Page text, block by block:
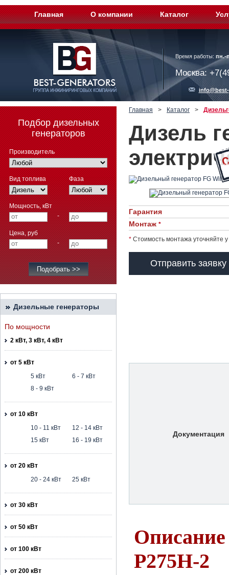
Главная О компании Каталог
Время работы: пн.-
Москва:
Подбор дизельных
генераторов
Производитель
Вид топлива Фаза
Мощность, кВт
-
Цена, руб
-
Дизельные генераторы
По мощности
2 кВт, 3 кВт, 4 кВт
от 5 кВт
5 кВт
6 - 7 кВт
8 - 9 кВт
от 10 кВт
10 - 11 кВт
12 - 14 кВт
15 кВт
16 - 19 кВт
от 20 кВт
20 - 24 кВт
25 кВт
от 30 кВт
от 50 кВт
от 100 кВт
от 200 кВт
Главная > Каталог >
Дизель
Гарантия
Монтаж *
* Стоимость монтажа уточняйте
Отправить
Документация
Описание
P275H-2